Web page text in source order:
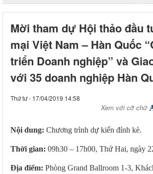
Mời tham dự Hội thảo đầu
mại Việt Nam – Hàn Quốc
triển Doanh nghiệp” và
với 35 doanh nghiệp Hàn
Thứ tư - 17/04/2019 14:58
Xem với cỡ chữ
Nội dung: Chương trình dự kiến đính kè.
Thời gian: 09h30 – 17h00, Thứ Hai, ngày
Địa điểm: Phòng Grand Ballroom 1-3,